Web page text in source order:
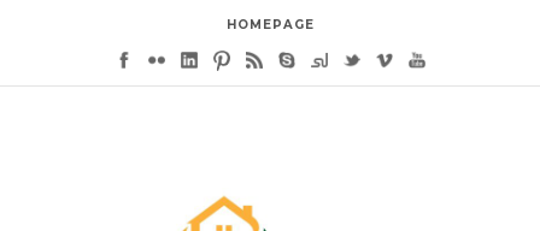
HOMEPAGE